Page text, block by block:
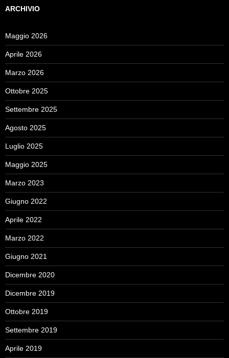
ARCHIVIO
Maggio 2026
Aprile 2026
Marzo 2026
Ottobre 2025
Settembre 2025
Agosto 2025
Luglio 2025
Maggio 2025
Marzo 2023
Giugno 2022
Aprile 2022
Marzo 2022
Giugno 2021
Dicembre 2020
Dicembre 2019
Ottobre 2019
Settembre 2019
Aprile 2019